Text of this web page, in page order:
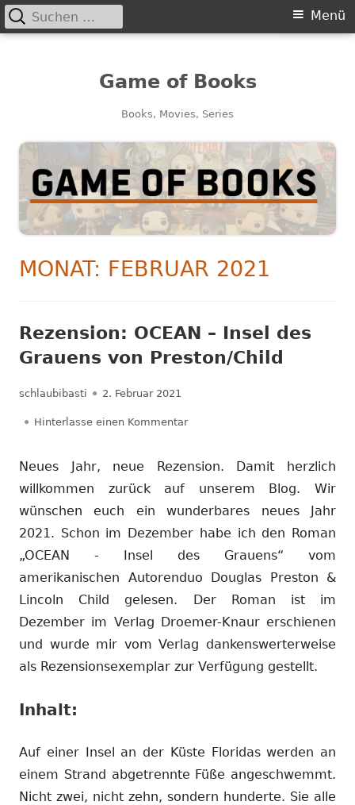
Game of Books
Books, Movies, Series
Primäres
Menü
Suchen
nach:
MONAT: FEBRUAR 2021
Rezension: OCEAN – Insel des
Grauens von Preston/Child
Autor
schlaubibasti Veröffentlicht
am
2. Februar 2021
Hinterlasse einen Kommentarzu Rezension: OCEAN – Insel
Neues Jahr, neue Rezension. Damit herzlich
willkommen zurück auf unserem Blog. Wir
wünschen euch ein wunderbares neues Jahr
2021. Schon im Dezember habe ich den Roman
„OCEAN - Insel des Grauens“ vom
amerikanischen Autorenduo Douglas Preston &
Lincoln Child gelesen. Der Roman ist im
Dezember im Verlag Droemer-Knaur erschienen
und wurde mir vom Verlag dankenswerterweise
als Rezensionsexemplar zur Verfügung gestellt.
Inhalt:
Auf einer Insel an der Küste Floridas werden an
einem Strand abgetrennte Füße angeschwemmt.
Nicht zwei, nicht zehn, sondern hunderte. Sie alle